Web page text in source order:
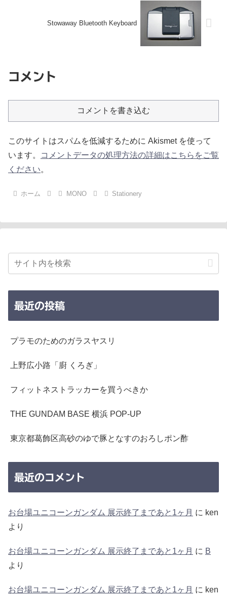
Stowaway Bluetooth Keyboard
コメント
コメントを書き込む
このサイトはスパムを低減するために Akismet を使って
います。
コメントデータの処理方法の詳細はこちらをご覧
ください。
ホーム MONO Stationery
最近の投稿
プラモのためのガラスヤスリ
上野広小路「廚 くろぎ」
フィットネストラッカーを買うべきか
THE GUNDAM BASE 横浜 POP-UP
東京都葛飾区高砂のゆで豚となすのおろしポン酢
最近のコメント
お台場ユニコーンガンダム 展示終了まであと1ヶ月 に ken
より
お台場ユニコーンガンダム 展示終了まであと1ヶ月 に B
より
お台場ユニコーンガンダム 展示終了まであと1ヶ月 に ken